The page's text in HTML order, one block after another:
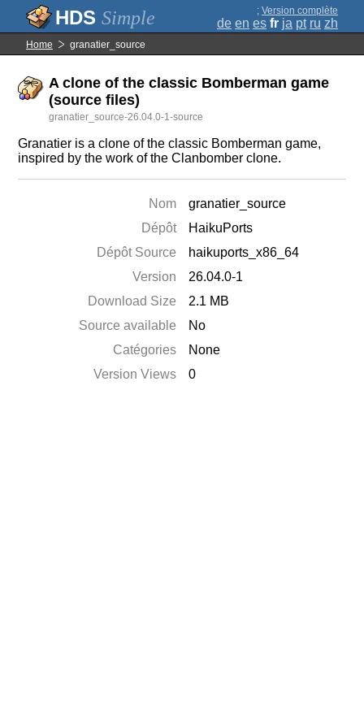
Simple ; Version complète
de en es fr ja pt ru zh
Home granatier_source
A clone of the classic Bomberman game
(source files)
granatier_source-26.04.0-1-source
Granatier is a clone of the classic Bomberman game,
inspired by the work of the Clanbomber clone.
Nom
granatier_source
Dépôt
HaikuPorts
Dépôt Source
haikuports_x86_64
Version
26.04.0-1
Download Size
2.1 MB
Source available
No
Catégories
None
Version Views
0